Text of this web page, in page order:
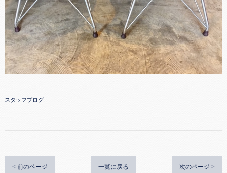
スタッフブログ
< 前のページ 一覧に戻る 次のページ >